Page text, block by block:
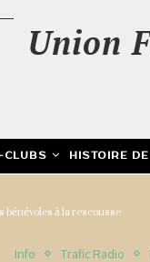
Union
CLUBS HISTOIRE
à la rescousse
Info Trafic Radio